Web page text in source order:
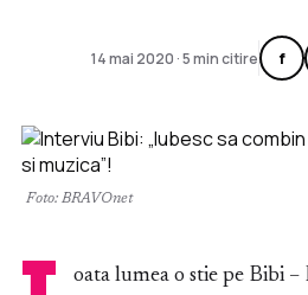
14 mai 2020 · 5 min citire f
Foto: BRAVOnet
oata lumea o stie pe Bibi